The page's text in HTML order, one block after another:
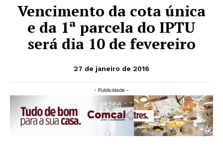
Vencimento da cota única
e da 1ª parcela do IPTU
será dia 10 de fevereiro
27 de janeiro de 2016
- Publicidade -